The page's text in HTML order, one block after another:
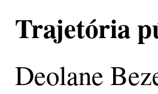
Trajetória
Deolane